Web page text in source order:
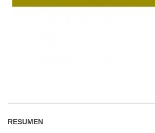
RESUMEN